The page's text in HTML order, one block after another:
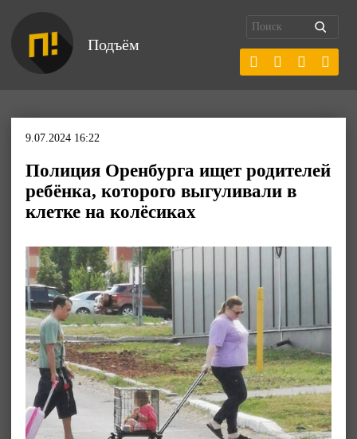
Подъём
9.07.2024 16:22
Полиция Оренбурга ищет родителей
ребёнка, которого выгуливали в
клетке на колёсиках